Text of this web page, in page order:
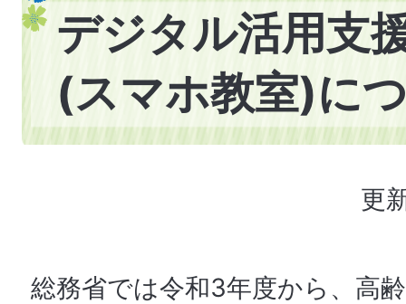
デジタル活用支
(スマホ教室)に
更
総務省では令和3年度から、高